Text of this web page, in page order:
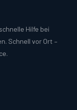
Hilfe bei
Schnell vor Ort –